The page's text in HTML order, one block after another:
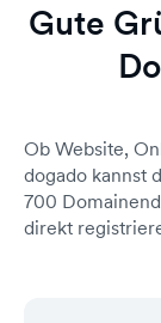
Gute
Ob Website,
dogado kannst
700
direkt